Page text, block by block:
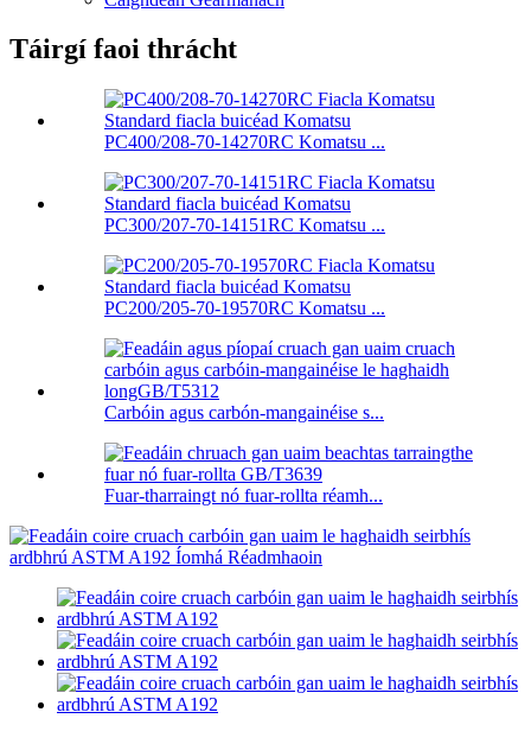
Táirgí faoi thrácht
PC400/208-70-14270RC Komatsu ...
PC300/207-70-14151RC Komatsu ...
PC200/205-70-19570RC Komatsu ...
Carbóin agus carbón-mangainéise s...
Fuar-tharraingt nó fuar-rollta réamh...